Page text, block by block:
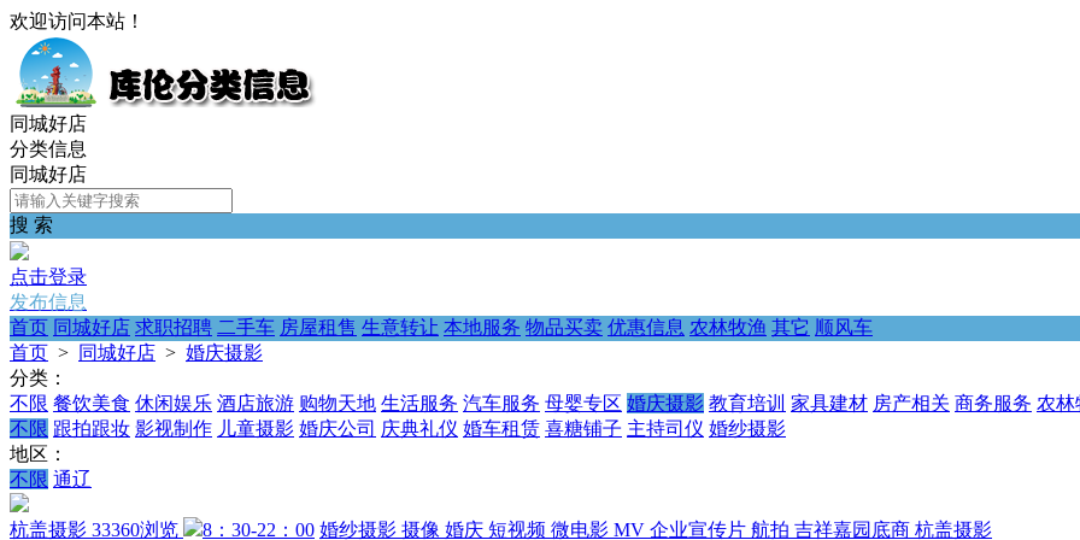
欢迎访问本站！
同城好店
分类信息
同城好店
搜 索
点击登录
发布信息
首页 同城好店 求职招聘 二手车 房屋租售 生意转让 本地服务 物品买卖 优惠信息 农林牧渔 其它 顺风车
首页 > 同城好店 > 婚庆摄影
分类：
不限 餐饮美食 休闲娱乐 酒店旅游 购物天地 生活服务 汽车服务 母婴专区 婚庆摄影 教育培训 家具建材 房产相关 商务服务 农林
不限 跟拍跟妆 影视制作 儿童摄影 婚庆公司 庆典礼仪 婚车租赁 喜糖铺子 主持司仪 婚纱摄影
地区：
不限 通辽
杭盖摄影 33360浏览 8：30-22：00 婚纱摄影 摄像 婚庆 短视频 微电影 MV 企业宣传片 航拍 吉祥嘉园底商 杭盖摄影